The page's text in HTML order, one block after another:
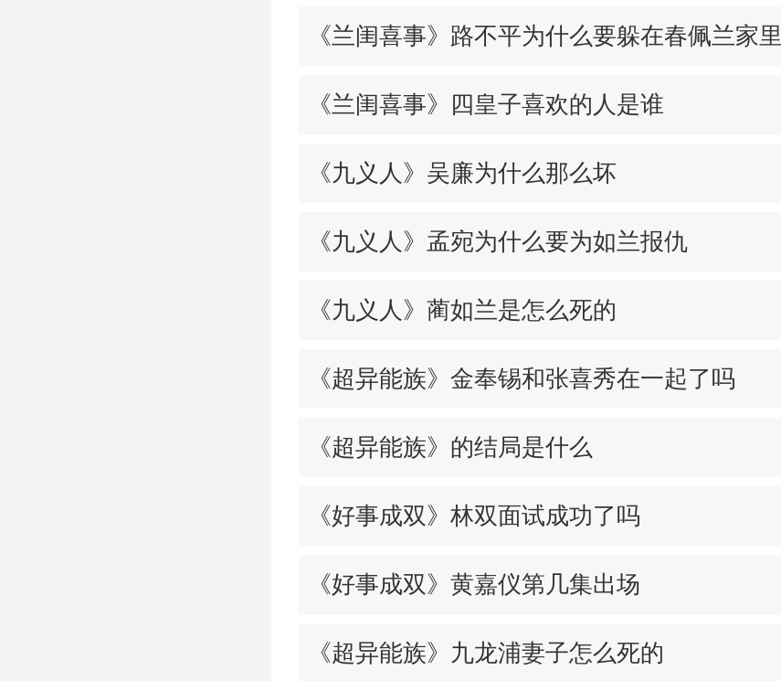
《兰闺喜事》路不平为什么要躲在春佩兰家里
《兰闺喜事》四皇子喜欢的人是谁
《九义人》吴廉为什么那么坏
《九义人》孟宛为什么要为如兰报仇
《九义人》蔺如兰是怎么死的
《超异能族》金奉锡和张喜秀在一起了吗
《超异能族》的结局是什么
《好事成双》林双面试成功了吗
《好事成双》黄嘉仪第几集出场
《超异能族》九龙浦妻子怎么死的